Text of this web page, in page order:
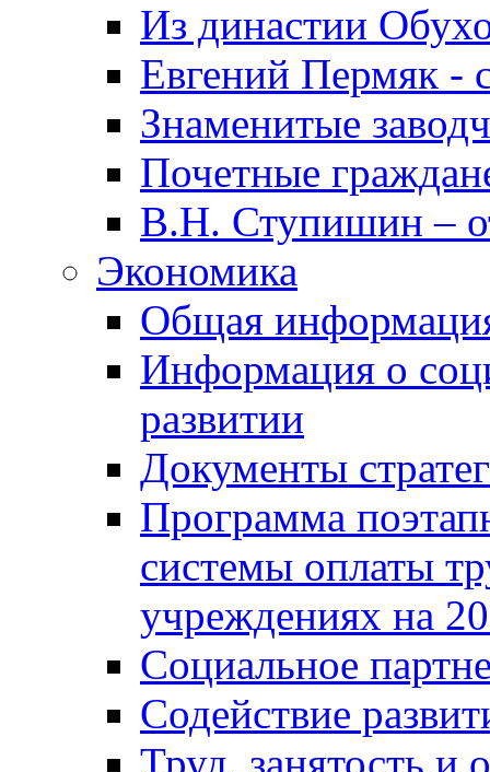
Из династии
Евгений Пермяк -
Знаменитые
Почетные
В.Н. Ступишин –
Экономика
Общая
Информация о
развитии
Документы
Программа
системы оплаты
учреждениях на
Социальное
Содействие